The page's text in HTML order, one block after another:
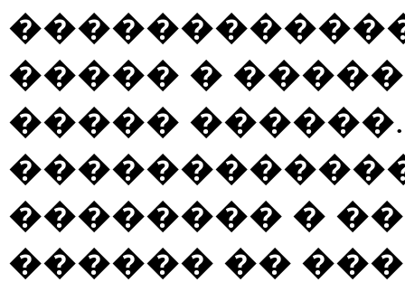
����� �
�����
�������� �
������ ��